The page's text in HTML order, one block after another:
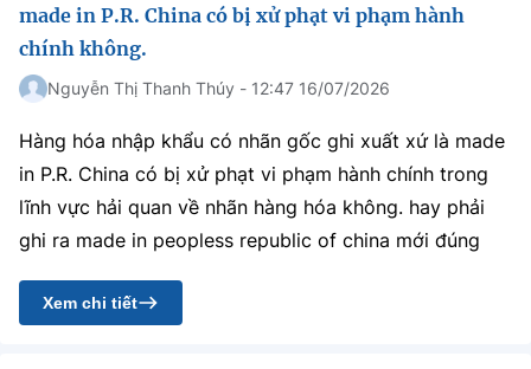
made in P.R. China có bị xử phạt vi phạm hành
chính không.
Nguyễn Thị Thanh Thúy - 12:47 16/07/2026
Hàng hóa nhập khẩu có nhãn gốc ghi xuất xứ là made
in P.R. China có bị xử phạt vi phạm hành chính trong
lĩnh vực hải quan về nhãn hàng hóa không. hay phải
ghi ra made in peopless republic of china mới đúng
Xem chi tiết